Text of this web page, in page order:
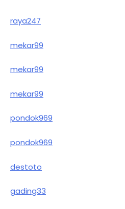
raya247
mekar99
mekar99
mekar99
pondok969
pondok969
destoto
gading33